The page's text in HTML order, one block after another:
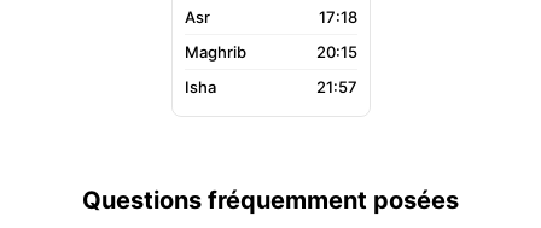
17:18
20:15
21:57
Questions fréquemment posées